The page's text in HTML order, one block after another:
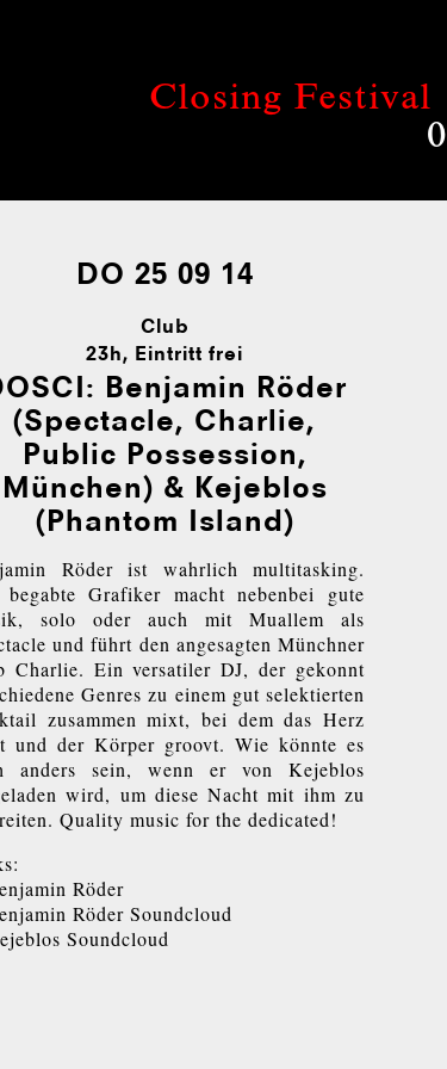
Closing Festival
0
DO 25 09 14
Club
23h, Eintritt frei
Benjamin Röder
(Spectacle, Charlie,
Public Possession,
München) & Kejeblos
(Phantom Island)
Röder ist wahrlich multitasking.
Grafiker macht nebenbei gute
solo oder auch mit Muallem als
und führt den angesagten Münchner
Charlie. Ein versatiler DJ, der gekonnt
Genres zu einem gut selektierten
zusammen mixt, bei dem das Herz
und der Körper groovt. Wie könnte es
anders sein, wenn er von Kejeblos
wird, um diese Nacht mit ihm zu
Quality music for the dedicated!
Röder
Röder Soundcloud
Soundcloud